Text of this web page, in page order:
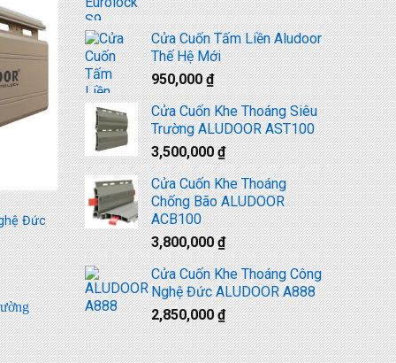
Đức
Cửa Cuốn Tấm Liền Aludoor
Thế Hệ Mới
950,000₫
Cửa Cuốn Khe Thoáng Siêu
Trường ALUDOOR AST100
3,500,000₫
Cửa Cuốn Khe Thoáng
Chống Bão ALUDOOR
ACB100
3,800,000₫
Cửa Cuốn Khe Thoáng Công
Nghệ Đức ALUDOOR A888
2,850,000₫